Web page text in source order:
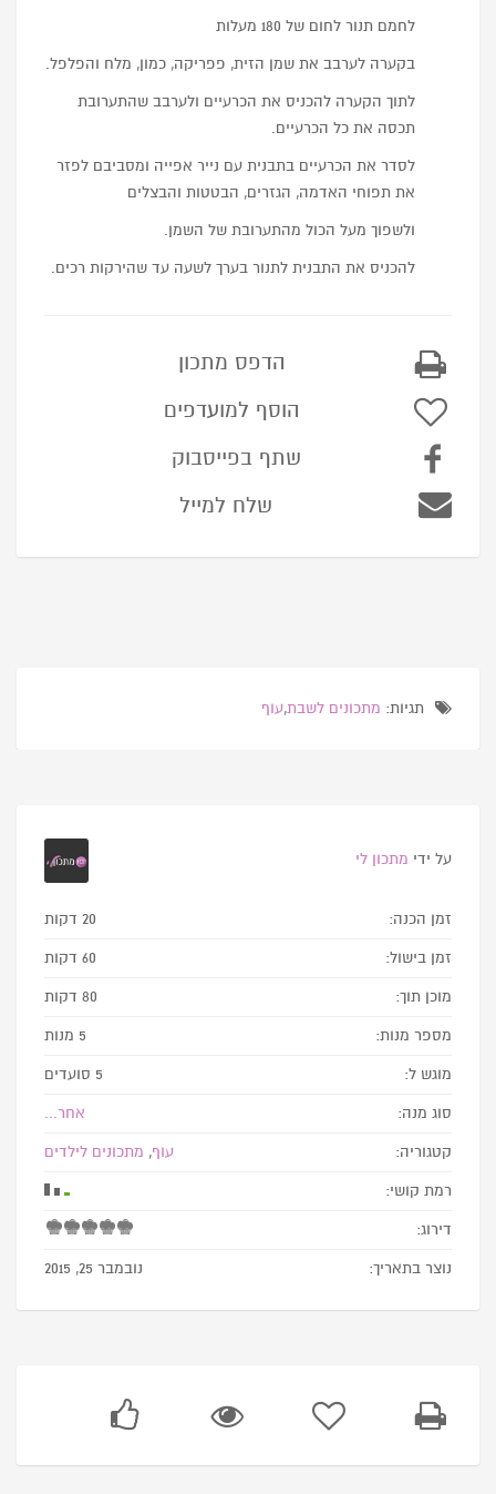
לחמם תנור לחום של 180 מעלות
בקערה לערבב את שמן הזית, פפריקה, כמון, מלח והפלפל.
לתוך הקערה להכניס את הכרעיים ולערבב שהתערובת
תכסה את כל הכרעיים.
לסדר את הכרעיים בתבנית עם נייר אפייה ומסביבם לפזר
את תפוחי האדמה, הגזרים, הבטטות והבצלים
ולשפוך מעל הכול מהתערובת של השמן.
להכניס את התבנית לתנור בערך לשעה עד שהירקות רכים.
הדפס מתכון
הוסף למועדפים
שתף בפייסבוק
שלח למייל
תגיות: מתכונים לשבת,עוף
על ידי מתכון לי
זמן הכנה: 20 דקות
זמן בישול: 60 דקות
מוכן תוך: 80 דקות
מספר מנות: 5 מנות
מוגש ל: 5 סועדים
סוג מנה: אחר...
קטגוריה: עוף, מתכונים לילדים
רמת קושי:
דירוג:
נוצר בתאריך: נובמבר 25, 2015